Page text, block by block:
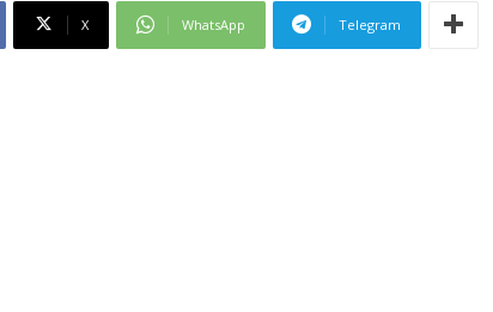
X WhatsApp Telegram